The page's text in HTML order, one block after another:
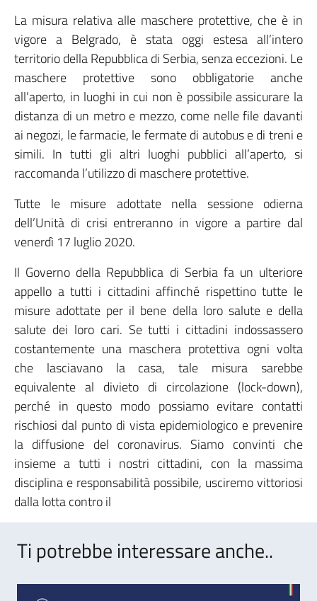
La misura relativa alle maschere protettive, che è in
vigore a Belgrado, è stata oggi estesa all’intero
territorio della Repubblica di Serbia, senza eccezioni. Le
maschere protettive sono obbligatorie anche
all’aperto, in luoghi in cui non è possibile assicurare la
distanza di un metro e mezzo, come nelle file davanti
ai negozi, le farmacie, le fermate di autobus e di treni e
simili. In tutti gli altri luoghi pubblici all’aperto, si
raccomanda l’utilizzo di maschere protettive.
Tutte le misure adottate nella sessione odierna
dell’Unità di crisi entreranno in vigore a partire dal
venerdì 17 luglio 2020.
Il Governo della Repubblica di Serbia fa un ulteriore
appello a tutti i cittadini affinché rispettino tutte le
misure adottate per il bene della loro salute e della
salute dei loro cari. Se tutti i cittadini indossassero
costantemente una maschera protettiva ogni volta
che lasciavano la casa, tale misura sarebbe
equivalente al divieto di circolazione (lock-down),
perché in questo modo possiamo evitare contatti
rischiosi dal punto di vista epidemiologico e prevenire
la diffusione del coronavirus. Siamo convinti che
insieme a tutti i nostri cittadini, con la massima
disciplina e responsabilità possibile, usciremo vittoriosi
dalla lotta contro il
Ti potrebbe interessare anche..